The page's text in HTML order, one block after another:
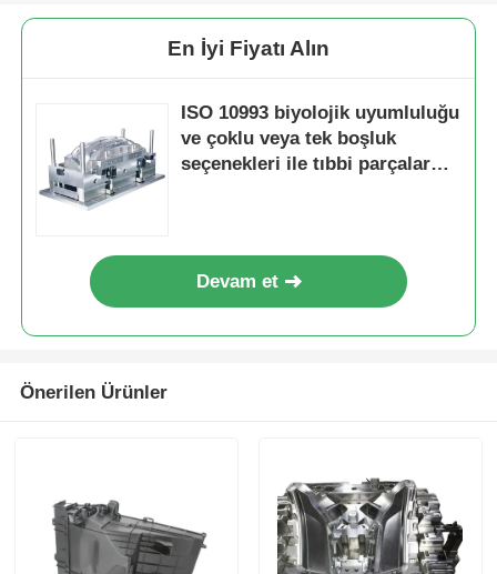
Haberler
Araba Parçaları Kalıp
Otomotiv enjeksiyon kalıbı
Çoklu boşluklu Enjeksiyon Kalıplaması
En İyi Fiyatı Alın
ISO 10993 biyolojik uyumluluğu
ve çoklu veya tek boşluk
seçenekleri ile tıbbi parçalar
Devam et
Önerilen Ürünler